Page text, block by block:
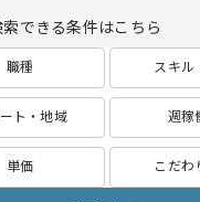
索できる条件はこちら
職種 スキル
ト・地域 週稼
単価 こだわ